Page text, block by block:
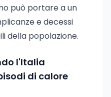
può portare a un
e decessi
della popolazione.
l'Italia
di calore